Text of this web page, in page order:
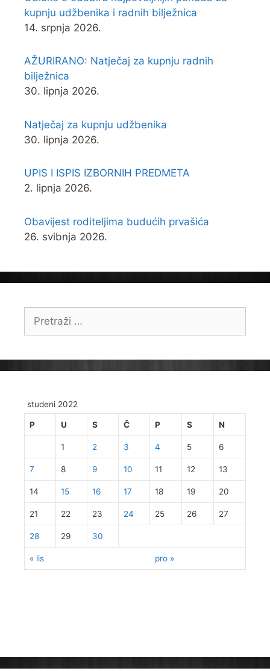
kupnju udžbenika i radnih bilježnica
14. srpnja 2026.
AŽURIRANO: Natječaj za kupnju radnih
bilježnica
30. lipnja 2026.
Natječaj za kupnju udžbenika
30. lipnja 2026.
UPIS I ISPIS IZBORNIH PREDMETA
2. lipnja 2026.
Obavijest roditeljima budućih prvašića
26. svibnja 2026.
studeni 2022
P U S Č P S N
« lis pro »
1 2 3 4 5 6
7 8 9 10 11 12 13
14 15 16 17 18 19 20
21 22 23 24 25 26 27
28 29 30